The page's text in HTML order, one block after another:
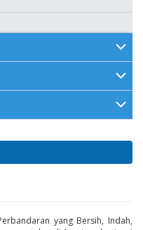
yang Bersih, Indah,